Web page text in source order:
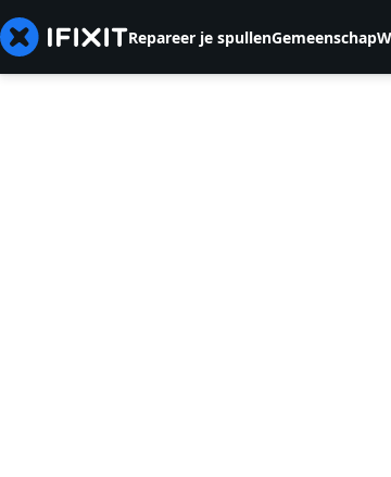
Repareer je spullenGemeenschap